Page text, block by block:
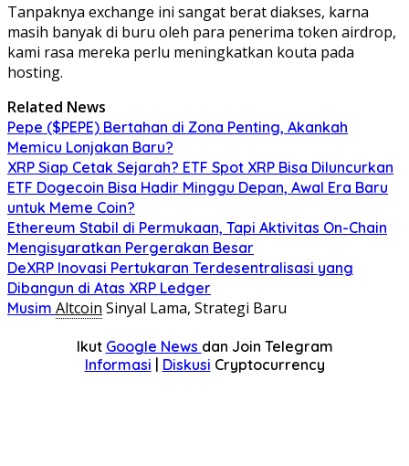
Tanpaknya exchange ini sangat berat diakses, karna
masih banyak di buru oleh para penerima token airdrop,
kami rasa mereka perlu meningkatkan kouta pada
hosting.
Related News
Pepe ($PEPE) Bertahan di Zona Penting, Akankah
Memicu Lonjakan Baru?
XRP Siap Cetak Sejarah? ETF Spot XRP Bisa Diluncurkan
ETF Dogecoin Bisa Hadir Minggu Depan, Awal Era Baru
untuk Meme Coin?
Ethereum Stabil di Permukaan, Tapi Aktivitas On-Chain
Mengisyaratkan Pergerakan Besar
DeXRP Inovasi Pertukaran Terdesentralisasi yang
Dibangun di Atas XRP Ledger
Musim Altcoin Sinyal Lama, Strategi Baru
Ikut Google News dan Join Telegram
Informasi
Diskusi Cryptocurrency